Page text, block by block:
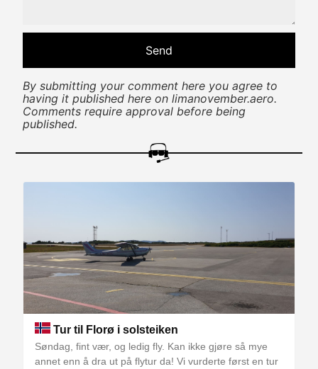
By submitting your comment here you agree to
having it published here on limanovember.aero.
Comments require approval before being
published.
Tur til Florø i solsteiken
Søndag, fint vær, og ledig fly. Kan ikke gjøre så mye
annet enn å dra ut på flytur da! Vi vurderte først en tur